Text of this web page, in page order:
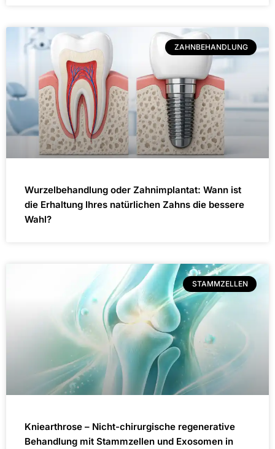
ZAHNBEHANDLUNG
Wurzelbehandlung oder Zahnimplantat: Wann ist
die Erhaltung Ihres natürlichen Zahns die bessere
Wahl?
STAMMZELLEN
Kniearthrose – Nicht-chirurgische regenerative
Behandlung mit Stammzellen und Exosomen in